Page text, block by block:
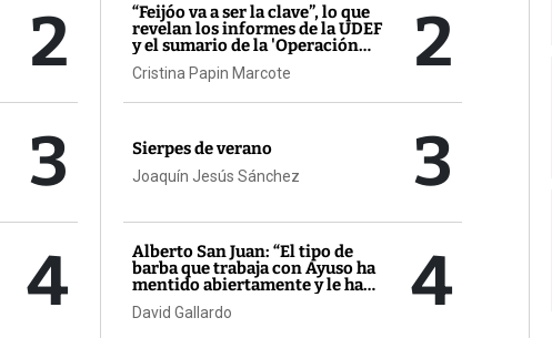
2
3
4
“Feijóo va a ser la clave”, lo que
revelan los informes de la UDEF
y el sumario de la 'Operación
Zeta'
Cristina Papin Marcote 2
Sierpes de verano
Joaquín Jesús Sánchez 3
Alberto San Juan: “El tipo de
barba que trabaja con Ayuso ha
mentido abiertamente y le ha
salido gratis”
David Gallardo 4